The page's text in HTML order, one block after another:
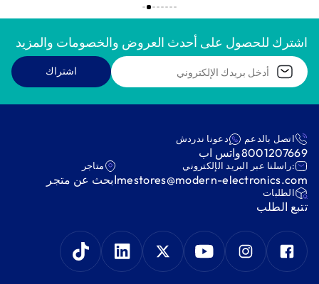
اشترك للحصول على أحدث العروض والخصومات والمزيد
اشتراك
اتصل بالدعم
8001207669
دعونا ندردش
واتس اب
:راسلنا عبر البريد الإلكتروني
mestores@modern-electronics.com
متاجر
ابحث عن متجر
‫الطلبات‬
‫تتبع الطلب‬